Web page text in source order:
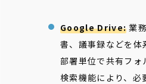
Google Drive: 業
書、議事録などを体
部署単位で共有フォ
検索機能により、必